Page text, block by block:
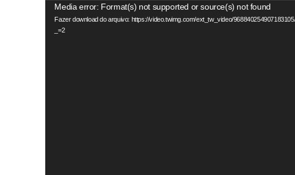
Tocador
de
Media error: Format(s) not supported or source(s) not found
Fazer download do arquivo: https://video.twimg.com/ext_tw_video/
_=2